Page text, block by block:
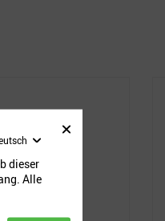
dieser
Alle